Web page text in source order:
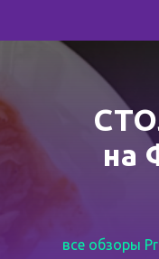
на
все обзоры